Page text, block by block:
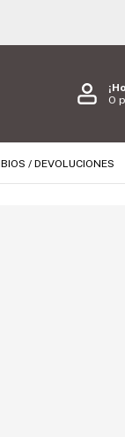
O
/ DEVOLUCIONES